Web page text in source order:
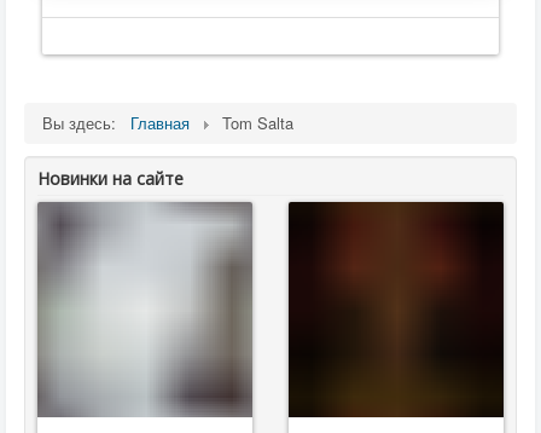
Вы здесь: Главная Tom Salta
Новинки на сайте